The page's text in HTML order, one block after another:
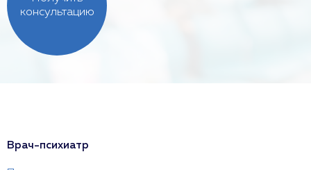
консультацию
Врач-психиатр